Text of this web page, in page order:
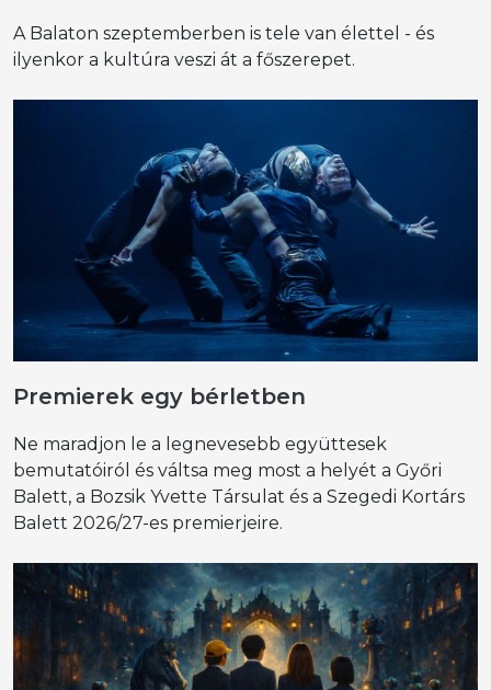
A Balaton szeptemberben is tele van élettel - és
ilyenkor a kultúra veszi át a főszerepet.
Premierek egy bérletben
Ne maradjon le a legnevesebb együttesek
bemutatóiról és váltsa meg most a helyét a Győri
Balett, a Bozsik Yvette Társulat és a Szegedi Kortárs
Balett 2026/27-es premierjeire.